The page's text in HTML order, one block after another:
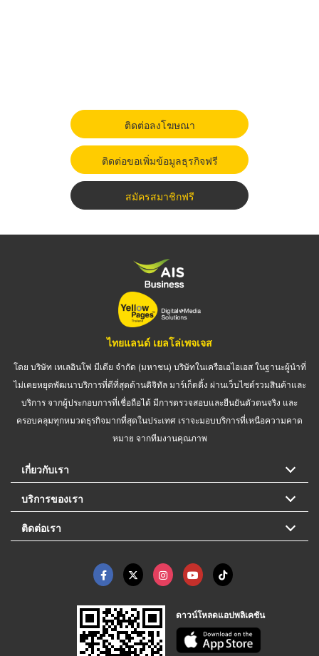
ติดต่อลงโฆษณา
ติดต่อขอเพิ่มข้อมูลธุรกิจฟรี
สมัครสมาชิกฟรี
ไทยแลนด์ เยลโล่เพจเจส
โดย บริษัท เทเลอินโฟ มีเดีย จำกัด (มหาชน) บริษัทในเครือเอไอเอส ในฐานะผู้นำที่
ไม่เคยหยุดพัฒนาบริการที่ดีที่สุดด้านดิจิทัล มาร์เก็ตติ้ง ผ่านเว็บไซต์รวมสินค้าและ
บริการ จากผู้ประกอบการที่เชื่อถือได้ มีการตรวจสอบและยืนยันตัวตนจริง และ
ครอบคลุมทุกหมวดธุรกิจมากที่สุดในประเทศ เราจะมอบบริการที่เหนือความคาด
หมาย จากทีมงานคุณภาพ
เกี่ยวกับเรา
บริการของเรา
ติดต่อเรา
ดาวน์โหลดแอปพลิเคชัน